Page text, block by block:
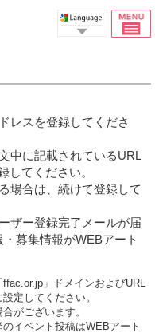
Select Language
レスを登録してくださ
中に記載されているURL
してください。
場合は、続けて登録して
ザー登録完了メールが届
募集情報がWEBアート
」ドメインおよびURL
定してください。
がございます。
イベント投稿はWEBアート